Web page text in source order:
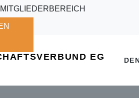
MITGLIEDERBEREICH